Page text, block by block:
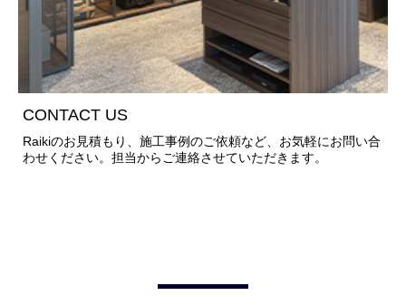
CONTACT US
Raikiのお見積もり、施工事例のご依頼など、お気軽にお問い合
わせください。担当からご連絡させていただきます。